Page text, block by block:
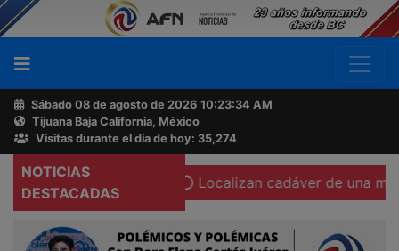
Sábado 08 de agosto de 2026 10:23:35 AM
Tijuana Baja California, México
Visitas durante el día de hoy: 35,274
NOTICIAS
DESTACADAS
corporal Localizan cadáver de una mujer
Buscador
Acerca
de
AFN